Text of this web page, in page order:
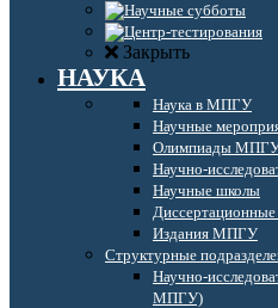
Закрыть
НАУКА
Наука в МПГУ
Научные
Олимпиады
Научно-
Научные школы
Диссертационные
Издания МПГУ
Структурные
Научно-
МПГУ)